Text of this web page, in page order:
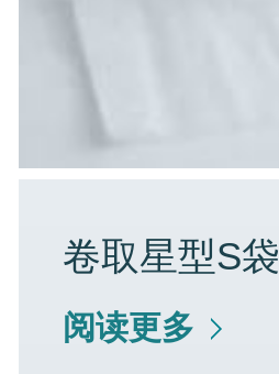
卷取星型S袋
阅读更多